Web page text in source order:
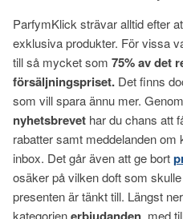
ParfymKlick strävar alltid efter
exklusiva produkter. För vissa
till så mycket som 75% av det
försäljningspriset. Det finns
som vill spara ännu mer.
nyhetsbrevet har du chans att
rabatter samt meddelanden
inbox. Det går även att ge bort
osäker på vilken doft som
presenten är tänkt till. Längst
kategorien
, med